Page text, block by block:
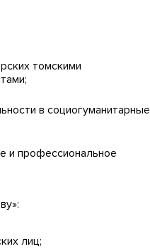
томскими
в социогуманитарные
и профессиональное
лиц;